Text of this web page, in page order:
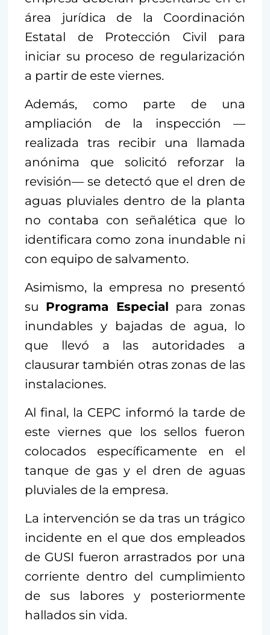
área jurídica de la Coordinación
Estatal de Protección Civil para
iniciar su proceso de regularización
a partir de este viernes.
Además, como parte de una
ampliación de la inspección —
realizada tras recibir una llamada
anónima que solicitó reforzar la
revisión— se detectó que el dren de
aguas pluviales dentro de la planta
no contaba con señalética que lo
identificara como zona inundable ni
con equipo de salvamento.
Asimismo, la empresa no presentó
su Programa Especial para zonas
inundables y bajadas de agua, lo
que llevó a las autoridades a
clausurar también otras zonas de las
instalaciones.
Al final, la CEPC informó la tarde de
este viernes que los sellos fueron
colocados específicamente en el
tanque de gas y el dren de aguas
pluviales de la empresa.
La intervención se da tras un trágico
incidente en el que dos empleados
de GUSI fueron arrastrados por una
corriente dentro del cumplimiento
de sus labores y posteriormente
hallados sin vida.